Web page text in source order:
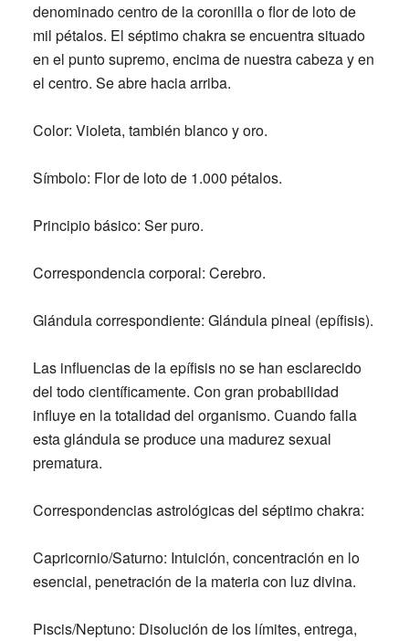
denominado centro de la coronilla o flor de loto de
mil pétalos. El séptimo chakra se encuentra situado
en el punto supremo, encima de nuestra cabeza y en
el centro. Se abre hacia arriba.
Color: Violeta, también blanco y oro.
Símbolo: Flor de loto de 1.000 pétalos.
Principio básico: Ser puro.
Correspondencia corporal: Cerebro.
Glándula correspondiente: Glándula pineal (epífisis).
Las influencias de la epífisis no se han esclarecido
del todo científicamente. Con gran probabilidad
influye en la totalidad del organismo. Cuando falla
esta glándula se produce una madurez sexual
prematura.
Correspondencias astrológicas del séptimo chakra:
Capricornio/Saturno: Intuición, concentración en lo
esencial, penetración de la materia con luz divina.
Piscis/Neptuno: Disolución de los límites, entrega,